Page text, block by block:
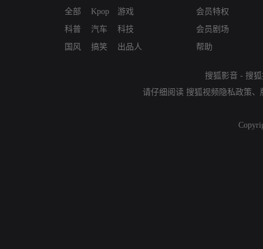
全部
科普
国风
Kpop
汽车
搞笑
游戏
科技
出品人
会员特权
会员剧场
帮助
搜狐影音 - 搜
请仔细阅读 搜狐视频隐私政策、